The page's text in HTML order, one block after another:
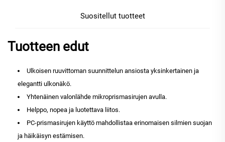
Suositellut tuotteet
Tuotteen edut
Ulkoisen ruuvittoman suunnittelun ansiosta yksinkertainen ja
elegantti ulkonäkö.
Yhtenäinen valonlähde mikroprismasirujen avulla.
Helppo, nopea ja luotettava liitos.
PC-prismasirujen käyttö mahdollistaa erinomaisen silmien suojan
ja häikäisyn estämisen.